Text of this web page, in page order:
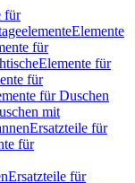
für
Elemente
für
Elemente für
für
für Duschen
mit
Ersatzteile für
für
Ersatzteile für